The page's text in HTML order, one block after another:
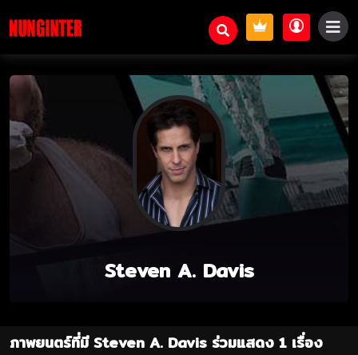
Steven A. Davis
ภาพยนตร์ที่มี Steven A. Davis ร่วมแสดง 1 เรื่อง